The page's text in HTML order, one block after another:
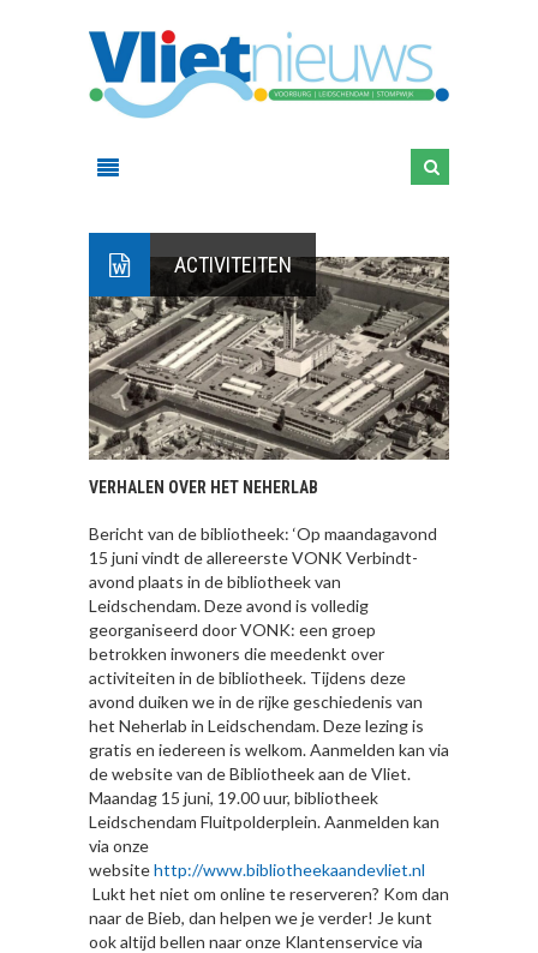
ACTIVITEITEN
VERHALEN OVER HET NEHERLAB
Bericht van de bibliotheek: ‘Op maandagavond
15 juni vindt de allereerste VONK Verbindt-
avond plaats in de bibliotheek van
Leidschendam. Deze avond is volledig
georganiseerd door VONK: een groep
betrokken inwoners die meedenkt over
activiteiten in de bibliotheek. Tijdens deze
avond duiken we in de rijke geschiedenis van
het Neherlab in Leidschendam. Deze lezing is
gratis en iedereen is welkom. Aanmelden kan via
de website van de Bibliotheek aan de Vliet.
Maandag 15 juni, 19.00 uur, bibliotheek
Leidschendam Fluitpolderplein. Aanmelden kan
via onze
websitehttp://www.bibliotheekaandevliet.nl
Lukt het niet om online te reserveren? Kom dan
naar de Bieb, dan helpen we je verder! Je kunt
ook altijd bellen naar onze Klantenservice via